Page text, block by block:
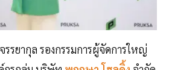
รยากุล รองกรรมการผู้จัดการใหญ่